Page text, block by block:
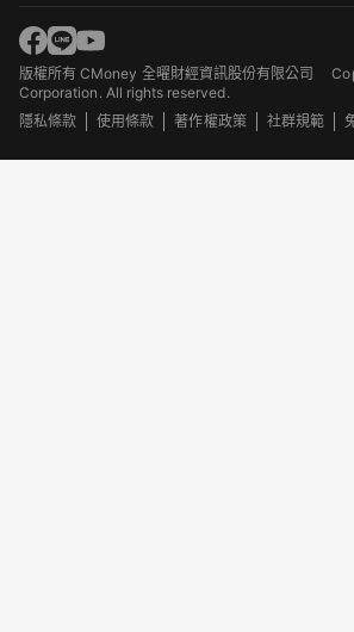
版權所有 CMoney 全曜財經資訊股份有限公司
Corporation. All rights reserved.
隱私條款
使用條款 著作權政策 社群規範